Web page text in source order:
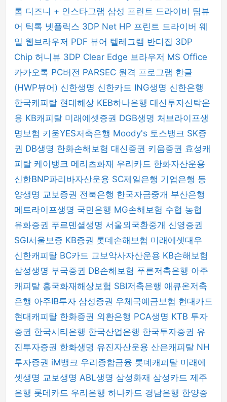
롬 디즈니 + 인스타그램 삼성 프린트 드라이버 팀뷰
어 틱톡 넷플릭스 3DP Net HP 프린트 드라이버 웨
일 웹브라우저 PDF 뷰어 텔레그램 반디집 3DP
Chip 허니뷰 3DP Clear Edge 브라우저 MS Office
카카오톡 PC버전 PARSEC 원격 프로그램 한글
(HWP뷰어) 신한생명 신한카드 ING생명 신한은행
한국캐피탈 현대해상 KEB하나은행 대신투자신탁운
용 KB캐피탈 미래에셋증권 DGB생명 처브라이프생
명보험 키움YES저축은행 Moody's 토스뱅크 SK증
권 DB생명 한화손해보험 대신증권 키움증권 효성캐
피탈 케이뱅크 메리츠화재 우리카드 한화자산운용
신한BNP파리바자산운용 SC제일은행 기업은행 동
양생명 교보증권 전북은행 한국자금중개 부산은행
메트라이프생명 국민은행 MG손해보험 수협 농협
유화증권 푸르덴셜생명 서울외국환중개 신영증권
SGI서울보증 KB증권 롯데손해보험 미래에셋대우
신한캐피탈 BC카드 교보악사자산운용 KB손해보험
삼성생명 부국증권 DB손해보험 푸른저축은행 아주
캐피탈 흥국화재해상보험 SBI저축은행 애큐온저축
은행 아주IB투자 삼성증권 우체국예금보험 현대카드
현대캐피탈 한화증권 외환은행 PCA생명 KTB 투자
증권 한국시티은행 한국산업은행 한국투자증권 유
진투자증권 한화생명 유진자산운용 산은캐피탈 NH
투자증권 iM뱅크 우리종합금융 롯데캐피탈 미래에
셋생명 교보생명 ABL생명 삼성화재 삼성카드 제주
은행 롯데카드 우리은행 하나카드 경남은행 한양증